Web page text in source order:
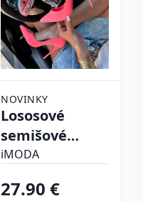
NOVINKY
Lososové
semišové
lodičky
iMODA
27.90 €